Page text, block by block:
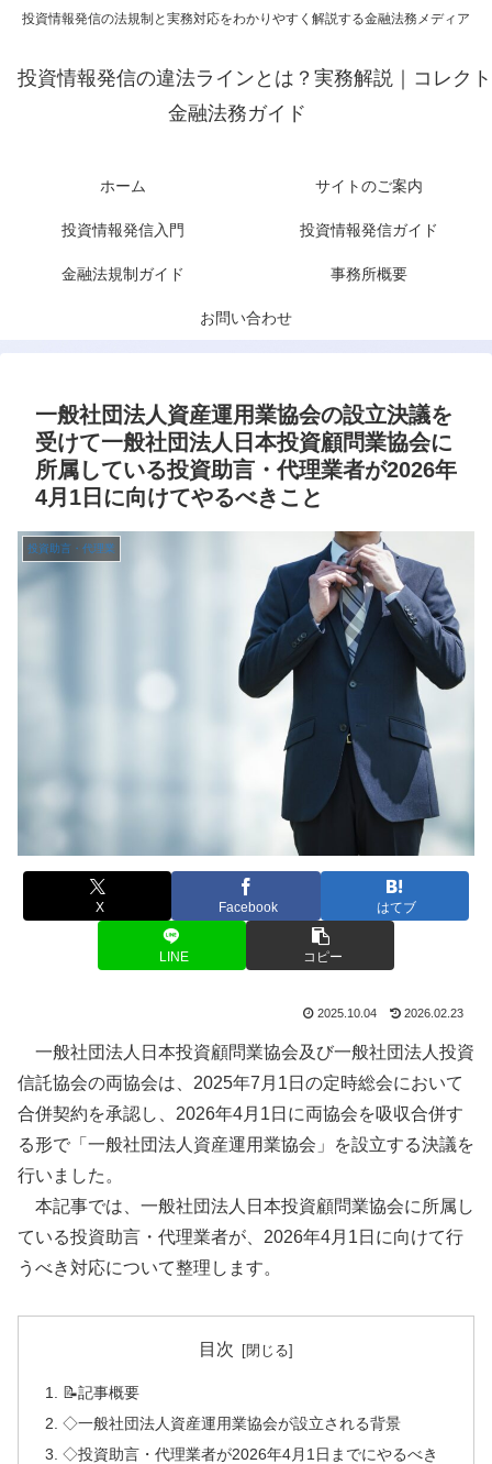
投資情報発信の法規制と実務対応をわかりやすく解説する金融法務メディア
投資情報発信の違法ラインとは？実務解説｜コレクト
金融法務ガイド
ホーム サイトのご案内
投資情報発信入門 投資情報発信ガイド
金融法規制ガイド 事務所概要
お問い合わせ
一般社団法人資産運用業協会の設立決議を
受けて一般社団法人日本投資顧問業協会に
所属している投資助言・代理業者が2026年
4月1日に向けてやるべきこと
投資助言・代理業
X Facebook はてブ
LINE コピー
2025.10.04 2026.02.23
一般社団法人日本投資顧問業協会及び一般社団法人投資
信託協会の両協会は、2025年7月1日の定時総会において
合併契約を承認し、2026年4月1日に両協会を吸収合併す
る形で「一般社団法人資産運用業協会」を設立する決議を
行いました。
本記事では、一般社団法人日本投資顧問業協会に所属し
ている投資助言・代理業者が、2026年4月1日に向けて行
うべき対応について整理します。
目次
📝記事概要
◇一般社団法人資産運用業協会が設立される背景
◇投資助言・代理業者が2026年4月1日までにやるべき